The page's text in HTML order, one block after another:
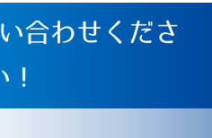
合わせくださ
！